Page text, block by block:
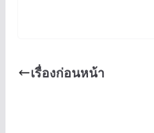
เรื่องก่อนหน้า